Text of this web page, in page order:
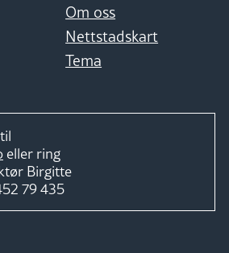
Om oss
Nettstadskart
Tema
eller ring
Birgitte
79 435